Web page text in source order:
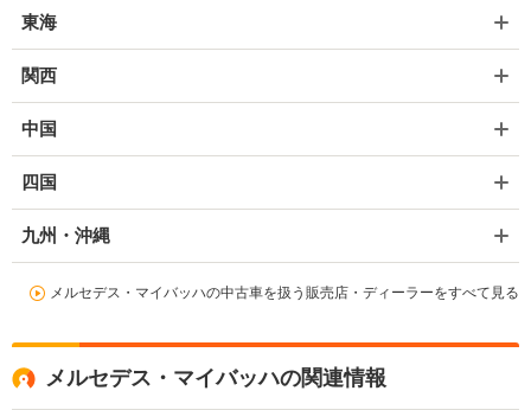
東海
関西
中国
四国
九州・沖縄
メルセデス・マイバッハの中古車を扱う販売店・ディーラーをすべて見る
メルセデス・マイバッハの関連情報